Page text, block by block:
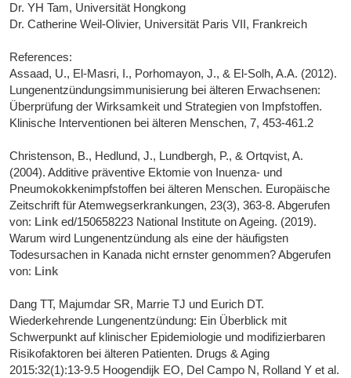
Dr. YH Tam, Universität Hongkong
Dr. Catherine Weil-Olivier, Universität Paris VII, Frankreich
References:
Assaad, U., El-Masri, I., Porhomayon, J., & El-Solh, A.A. (2012).
Lungenentzündungsimmunisierung bei älteren Erwachsenen:
Überprüfung der Wirksamkeit und Strategien von Impfstoffen.
Klinische Interventionen bei älteren Menschen, 7, 453-461.2
Christenson, B., Hedlund, J., Lundbergh, P., & Ortqvist, A.
(2004). Additive präventive Ektomie von Inuenza- und
Pneumokokkenimpfstoffen bei älteren Menschen. Europäische
Zeitschrift für Atemwegserkrankungen, 23(3), 363-8. Abgerufen
von: Link ed/150658223 National Institute on Ageing. (2019).
Warum wird Lungenentzündung als eine der häufigsten
Todesursachen in Kanada nicht ernster genommen? Abgerufen
von: Link
Dang TT, Majumdar SR, Marrie TJ und Eurich DT.
Wiederkehrende Lungenentzündung: Ein Überblick mit
Schwerpunkt auf klinischer Epidemiologie und modifizierbaren
Risikofaktoren bei älteren Patienten. Drugs & Aging
2015:32(1):13-9.5 Hoogendijk EO, Del Campo N, Rolland Y et al.